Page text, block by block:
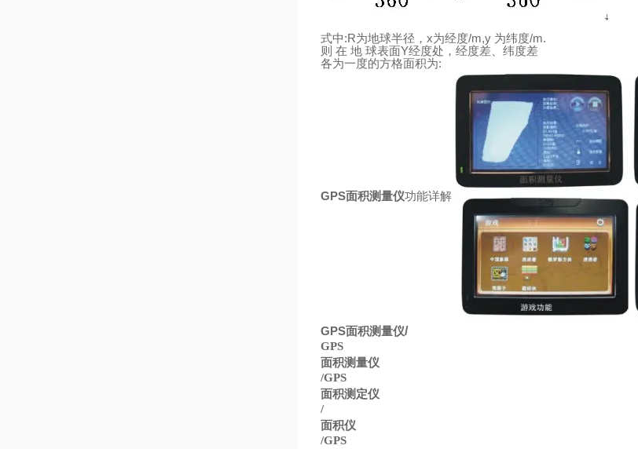
式中:R为地球半径， x为经度/m,y 为纬度/m.
则 在 地 球表面Y经度处，经度差、纬度差
各为一度的方格面积为:
GPS面积测量仪功能详解
GPS面积测量仪/
GPS
面积测量仪
/GPS
面积测定仪
/
面积仪
/GPS